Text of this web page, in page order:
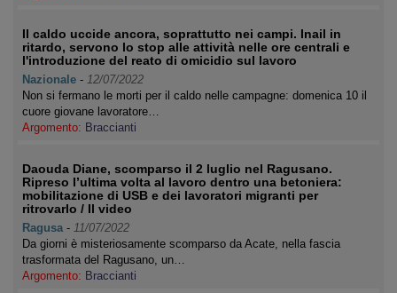
Il caldo uccide ancora, soprattutto nei campi. Inail in
ritardo, servono lo stop alle attività nelle ore centrali e
l'introduzione del reato di omicidio sul lavoro
Nazionale - 12/07/2022
Non si fermano le morti per il caldo nelle campagne: domenica 10 il
cuore giovane lavoratore…
Argomento: Braccianti
Daouda Diane, scomparso il 2 luglio nel Ragusano.
Ripreso l’ultima volta al lavoro dentro una betoniera:
mobilitazione di USB e dei lavoratori migranti per
ritrovarlo / Il video
Ragusa - 11/07/2022
Da giorni è misteriosamente scomparso da Acate, nella fascia
trasformata del Ragusano, un…
Argomento: Braccianti